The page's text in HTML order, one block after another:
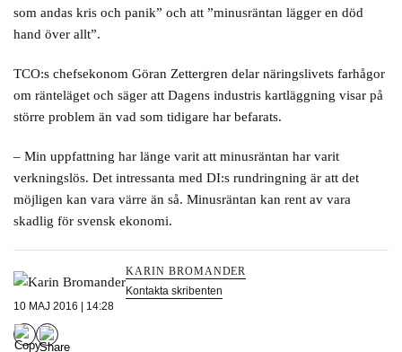
som andas kris och panik” och att ”minusräntan lägger en död
hand över allt”.
TCO:s chefsekonom Göran Zettergren delar näringslivets farhågor
om ränteläget och säger att Dagens industris kartläggning visar på
större problem än vad som tidigare har befarats.
– Min uppfattning har länge varit att minusräntan har varit
verkningslös. Det intressanta med DI:s rundringning är att det
möjligen kan vara värre än så. Minusräntan kan rent av vara
skadlig för svensk ekonomi.
KARIN BROMANDER
Kontakta skribenten
10 MAJ 2016 | 14:28